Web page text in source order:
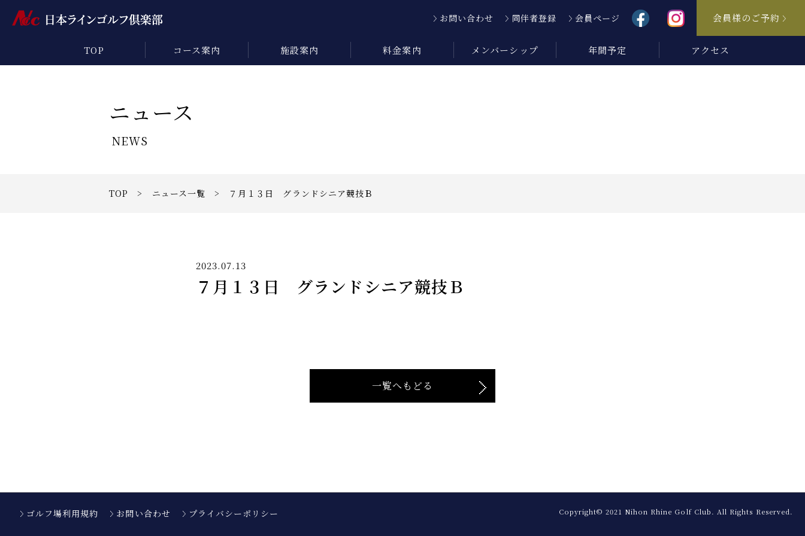
お問い合わせ 同伴者登録 会員ページ 会員様のご予約
TOP コース案内 施設案内 料金案内 メンバーシップ 年間予定 アクセス
ニュース
NEWS
TOP > ニュース一覧 > ７月１３日 グランドシニア競技Ｂ
2023.07.13
７月１３日 グランドシニア競技Ｂ
一覧へもどる
ゴルフ場利用規約 お問い合わせ プライバシーポリシー Copyright© 2021 Nihon Rhine Golf Club. All Rights Reserved.